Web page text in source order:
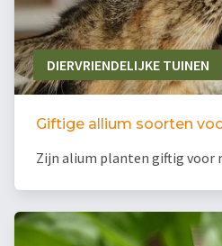
DIERVRIENDELIJKE TUINEN
Giftige allium soorten
Zijn alium planten giftig voor